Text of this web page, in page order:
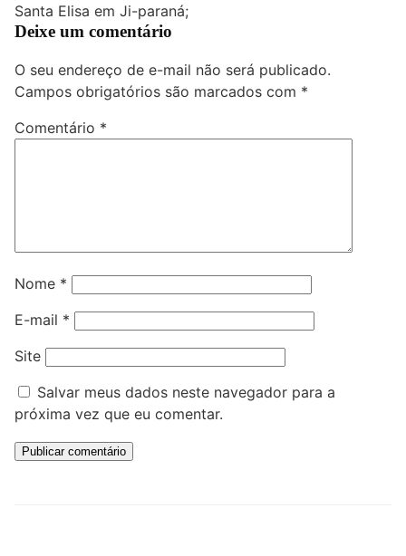
Santa Elisa em Ji-paraná;
Deixe um comentário
O seu endereço de e-mail não será publicado.
Campos obrigatórios são marcados com *
Comentário *
Nome *
E-mail *
Site
Salvar meus dados neste navegador para a
próxima vez que eu comentar.